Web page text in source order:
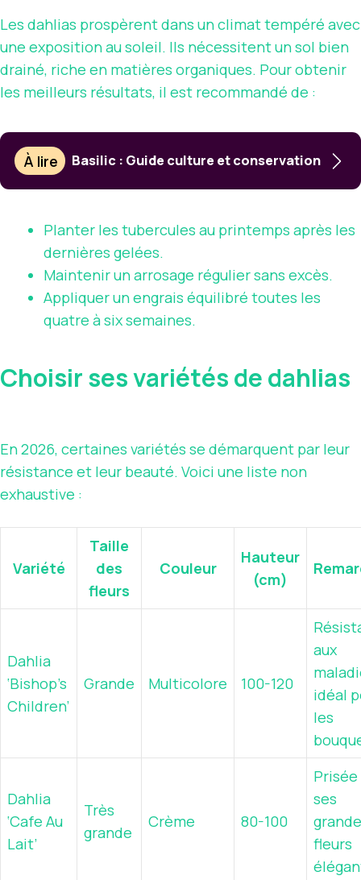
Les dahlias prospèrent dans un climat tempéré avec
une exposition au soleil. Ils nécessitent un sol bien
drainé, riche en matières organiques. Pour obtenir
les meilleurs résultats, il est recommandé de :
À lire Basilic : Guide culture et conservation
Planter les tubercules au printemps après les
dernières gelées.
Maintenir un arrosage régulier sans excès.
Appliquer un engrais équilibré toutes les
quatre à six semaines.
Choisir ses variétés de dahlias
En 2026, certaines variétés se démarquent par leur
résistance et leur beauté. Voici une liste non
exhaustive :
Variété
Taille
des
fleurs
Couleur
Hauteur
(cm)
Dahlia
‘Bishop’s
Children’
Grande Multicolore 100-120
aux
idéal
les
Dahlia
‘Cafe Au
Lait’
Très
grande
Crème 80-100
ses
fleurs